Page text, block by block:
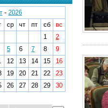
- 2026
ср чт пт сб
вс
1
2
5 6 7 8
9
12 13 14 15
16
19 20 21 22
23
26 27 28 29
30